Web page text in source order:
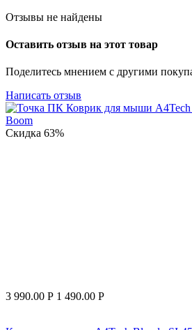
Отзывы не найдены
Оставить отзыв на этот товар
Поделитесь мнением с другими
Написать отзыв
Скидка 63%
3 990.00 Р 1 490.00 Р